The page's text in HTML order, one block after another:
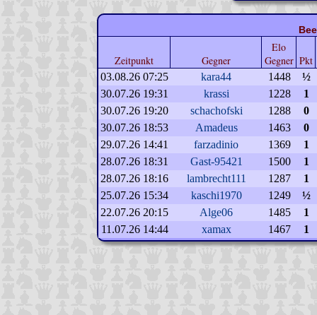
Zeitpunkt Gegner
Elo
Gegner Pkt
03.08.26 07:25 kara44 1448
½
30.07.26 19:31
krassi 1228
1
30.07.26 19:20
schachofski 1288
0
30.07.26 18:53
Amadeus 1463
0
29.07.26 14:41
farzadinio 1369
1
28.07.26 18:31
Gast-95421 1500
1
28.07.26 18:16
lambrecht111 1287
1
25.07.26 15:34
kaschi1970 1249
½
22.07.26 20:15
Alge06 1485
1
11.07.26 14:44
xamax 1467 1